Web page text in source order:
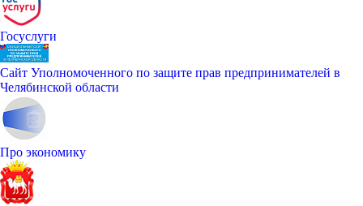
Госуслуги
Сайт Уполномоченного по защите прав предпринимателей в
Челябинской области
Про экономику